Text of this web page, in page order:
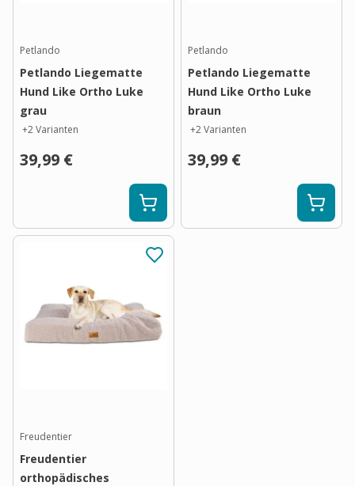
Petlando
Petlando Liegematte
Hund Like Ortho Luke
grau
+2Varianten
39,99 €
Petlando
Petlando Liegematte
Hund Like Ortho Luke
braun
+2Varianten
39,99 €
Freudentier
Freudentier
orthopädisches